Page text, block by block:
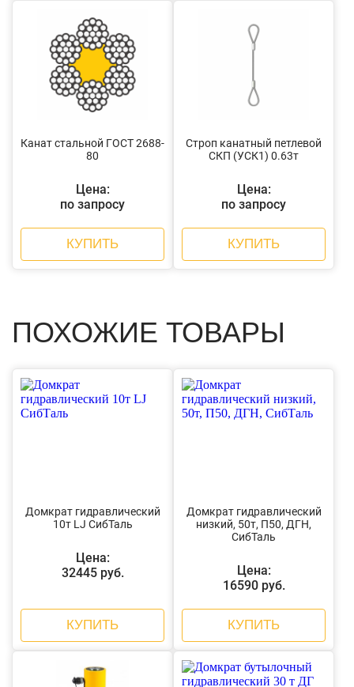
Канат стальной ГОСТ 2688-
80
Цена:
по запросу
КУПИТЬ
Строп канатный петлевой
СКП (УСК1) 0.63т
Цена:
по запросу
КУПИТЬ
ПОХОЖИЕ ТОВАРЫ
Домкрат гидравлический
10т LJ СибТаль
Цена:
32445 руб.
КУПИТЬ
Домкрат гидравлический
низкий, 50т, П50, ДГН,
СибТаль
Цена:
16590 руб.
КУПИТЬ